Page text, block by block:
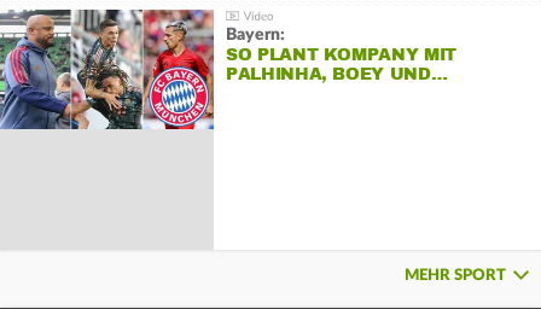
Bayern:
SO PLANT KOMPANY MIT
PALHINHA, BOEY UND…
MEHR SPORT